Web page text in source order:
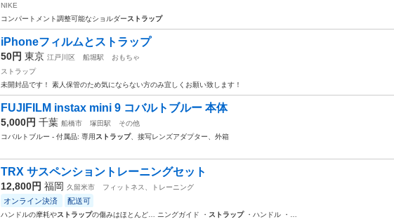
NIKE
コンパートメント調整可能なショルダーストラップ
iPhoneフィルムとストラップ
50円 東京 江戸川区 船堀駅
おもちゃ
ストラップ
未開封品です！ 素人保管のため気にならない方のみ宜しくお願い致します！
FUJIFILM instax mini 9 コバルトブルー 本体
5,000円 千葉 船橋市 塚田駅
その他
コバルトブルー - 付属品: 専用ストラップ、接写レンズアダプター、外箱
TRX サスペンショントレーニングセット
12,800円 福岡 久留米市 フィットネス、トレーニング
オンライン決済 配送可
ハンドルの摩耗やストラップの傷みはほとんど… ニングガイド ・ ストラップ・ハンドル ・…